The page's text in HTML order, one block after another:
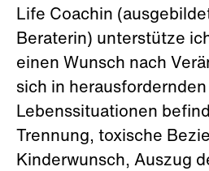
Life Coachin
Beraterin) unterstütze
einen Wunsch nach
sich in herausfordernden
Lebenssituationen
Trennung, toxische
Kinderwunsch, Auszug